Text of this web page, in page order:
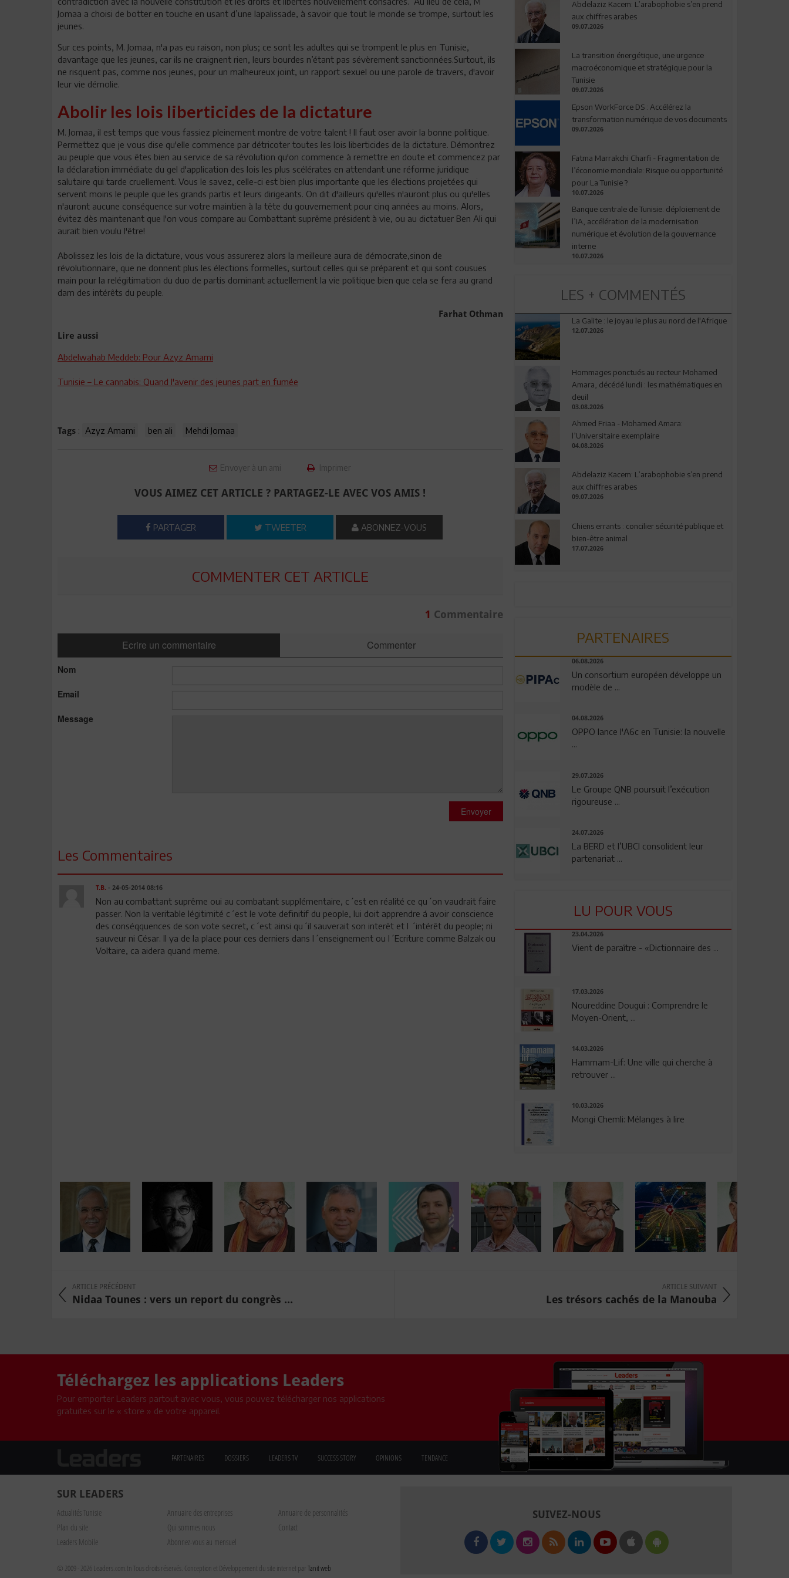
Jomaa a choisi de botter en touche en usant d’une lapalissade, à savoir que tout le monde se trompe, surtout les
jeunes.
Sur ces points, M. Jomaa, n'a pas eu raison, non plus; ce sont les adultes qui se trompent le plus en Tunisie,
davantage que les jeunes, car ils ne craignent rien, leurs bourdes n’étant pas sévèrement sanctionnées.Surtout, ils
ne risquent pas, comme nos jeunes, pour un malheureux joint, un rapport sexuel ou une parole de travers, d'avoir
leur vie démolie.
Abolir les lois liberticides de la dictature
M. Jomaa, il est temps que vous fassiez pleinement montre de votre talent ! Il faut oser avoir la bonne politique.
Permettez que je vous dise qu'elle commence par détricoter toutes les lois liberticides de la dictature. Démontrez
au peuple que vous êtes bien au service de sa révolution qu'on commence à remettre en doute et commencez par
la déclaration immédiate du gel d'application des lois les plus scélérates en attendant une réforme juridique
salutaire qui tarde cruellement. Vous le savez, celle-ci est bien plus importante que les élections projetées qui
servent moins le peuple que les grands partis et leurs dirigeants. On dit d'ailleurs qu'elles n'auront plus ou qu'elles
n'auront aucune conséquence sur votre maintien à la tête du gouvernement pour cinq années au moins. Alors,
évitez dès maintenant que l'on vous compare au Combattant suprême président à vie, ou au dictatuer Ben Ali qui
aurait bien voulu l'être!
Abolissez les lois de la dictature, vous vous assurerez alors la meilleure aura de démocrate,sinon de
révolutionnaire, que ne donnent plus les élections formelles, surtout celles qui se préparent et qui sont cousues
main pour la relégitimation du duo de partis dominant actuellement la vie politique bien que cela se fera au grand
dam des intérêts du peuple.
Farhat Othman
Lire aussi
Abdelwahab Meddeb: Pour Azyz Amami
Tunisie – Le cannabis: Quand l'avenir des jeunes part en fumée
Tags : Azyz Amami ben ali Mehdi Jomaa
Envoyer à un ami Imprimer
VOUS AIMEZ CET ARTICLE ? PARTAGEZ-LE AVEC VOS AMIS !
PARTAGER TWEETER ABONNEZ-VOUS
COMMENTER CET ARTICLE
1 Commentaire
Ecrire un commentaire Commenter
Nom
Email
Message
Envoyer
Les Commentaires
T.B.- 24-05-2014 08:16
Non au combattant suprême oui au combatant supplémentaire, c´est en réalité ce qu´on vaudrait faire
passer. Non la veritable légitimité c´est le vote definitif du people, lui doit apprendre á avoir conscience
des conséqquences de son vote secret, c´est ainsi qu´il sauverait son interêt et l ´intérêt du people; ni
sauveur ni César. Il ya de la place pour ces derniers dans l´enseignement ou l´Ecriture comme Balzak ou
Voltaire, ca aidera quand meme.
Abdelaziz Kacem: L’arabophobie s’en prend
aux chiffres arabes
09.07.2026
La transition énergétique, une urgence
macroéconomique et stratégique pour la
Tunisie
09.07.2026
Epson WorkForce DS : Accélérez la
transformation numérique de vos documents
09.07.2026
Fatma Marrakchi Charfi - Fragmentation de
l’économie mondiale: Risque ou opportunité
pour La Tunisie ?
10.07.2026
Banque centrale de Tunisie: déploiement de
l’IA, accélération de la modernisation
numérique et évolution de la gouvernance
interne
10.07.2026
LES + COMMENTÉS
La Galite : le joyau le plus au nord de l'Afrique
12.07.2026
Hommages ponctués au recteur Mohamed
Amara, décédé lundi : les mathématiques en
deuil
03.08.2026
Ahmed Friaa - Mohamed Amara:
l’Universitaire exemplaire
04.08.2026
Abdelaziz Kacem: L’arabophobie s’en prend
aux chiffres arabes
09.07.2026
Chiens errants : concilier sécurité publique et
bien-être animal
17.07.2026
PARTENAIRES
06.08.2026
Un consortium européen développe un
modèle de ...
04.08.2026
OPPO lance l'A6c en Tunisie: la nouvelle
...
29.07.2026
Le Groupe QNB poursuit l’exécution
rigoureuse ...
24.07.2026
La BERD et l’UBCI consolident leur
partenariat ...
LU POUR VOUS
23.04.2026
Vient de paraître - «Dictionnaire des ...
17.03.2026
Noureddine Dougui : Comprendre le
Moyen-Orient, ...
14.03.2026
Hammam-Lif: Une ville qui cherche à
retrouver ...
10.03.2026
Mongi Chemli: Mélanges à lire
ARTICLE PRÉCÉDENT
Nidaa Tounes : vers un report du congrès ...
ARTICLE SUIVANT
Les trésors cachés de la Manouba
Téléchargez les applications Leaders
Pour emporter Leaders partout avec vous, vous pouvez télécharger nos applications
gratuites sur le « store » de votre appareil.
PARTENAIRES DOSSIERS LEADERS TV SUCCESS STORY OPINIONS TENDANCE
SUR LEADERS
Actualités Tunisie Annuaire des entreprises
Annuaire de personnalités
Plan du site
Qui sommes nous
Contact
Leaders Mobile
Abonnez-vous au mensuel
© 2009 - 2026 Leaders.com.tn Tous droits réservés. Conception et Développement du site internet parTanit web
SUIVEZ-NOUS